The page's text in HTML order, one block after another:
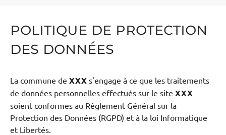
Politique de protection
des données
La commune de XXX s'engage à ce que les traitements
de données personnelles effectués sur le site XXX
soient conformes au Règlement Général sur la
Protection des Données (RGPD) et à la loi Informatique
et Libertés.